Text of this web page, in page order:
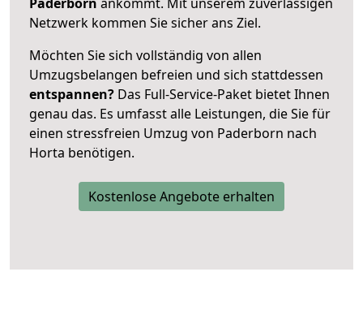
Netzwerk kommen Sie sicher ans Ziel.
Möchten Sie sich vollständig von allen
Umzugsbelangen befreien und sich stattdessen
entspannen? Das Full-Service-Paket bietet Ihnen
genau das. Es umfasst alle Leistungen, die Sie für
einen stressfreien Umzug von Paderborn nach
Horta benötigen.
Kostenlose Angebote erhalten